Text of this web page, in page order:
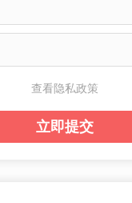
查看隐私政策